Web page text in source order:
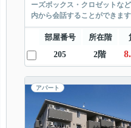
ーズボックス・クロゼットな
内から会話することができま
部屋番号 所在階
205
2階
アパート